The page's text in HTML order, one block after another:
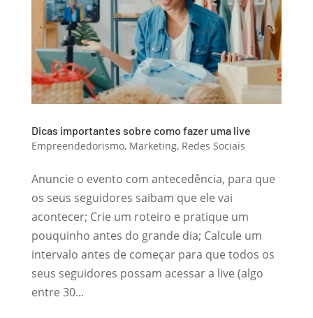
Dicas importantes sobre como fazer uma live
Empreendedorismo, Marketing, Redes Sociais
Anuncie o evento com antecedência, para que
os seus seguidores saibam que ele vai
acontecer; Crie um roteiro e pratique um
pouquinho antes do grande dia; Calcule um
intervalo antes de começar para que todos os
seus seguidores possam acessar a live (algo
entre 30...